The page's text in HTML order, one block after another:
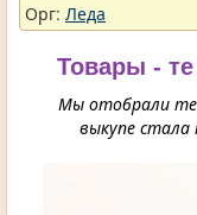
Орг: Леда
Товары -
Мы отобрали
выкупе стала